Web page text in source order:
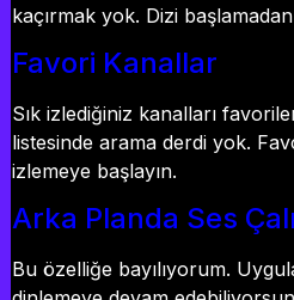
kaçırmak yok. Dizi
Favori Kanallar
Sık izlediğiniz kanalları
listesinde arama derdi yok.
izlemeye başlayın.
Arka Planda Ses
Bu özelliğe bayılıyorum.